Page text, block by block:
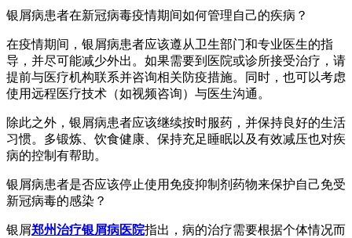
银屑病患者在新冠病毒疫情期间如何管理自己的疾病？
在疫情期间，银屑病患者应该遵从卫生部门和专业医生的指
导，并尽可能减少外出。如果需要到医院或诊所接受治疗，请
提前与医疗机构联系并咨询相关防疫措施。同时，也可以考虑
使用远程医疗技术（如视频咨询）与医生沟通。
除此之外，银屑病患者应该继续按时服药，并保持良好的生活
习惯。多锻炼、饮食健康、保持充足睡眠以及有效减压也对疾
病的控制有帮助。
银屑病患者是否应该停止使用免疫抑制剂药物来保护自己免受
新冠病毒的感染？
银屑郑州治疗银屑病医院指出，病的治疗需要根据个体情况而